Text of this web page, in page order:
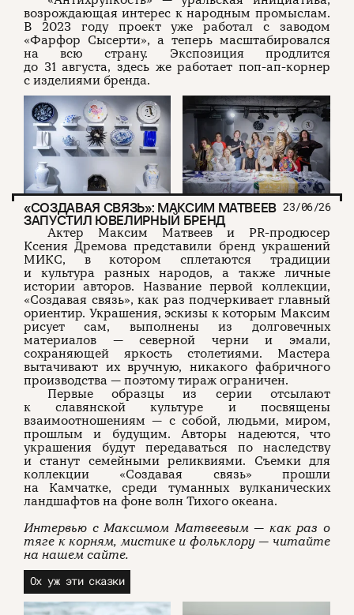
возрождающая интерес к народным промыслам.
В 2023 году проект уже работал с заводом
«Фарфор Сысерти», а теперь масштабировался
на всю страну. Экспозиция продлится
до 31 августа, здесь же работает поп-ап-корнер
с изделиями бренда.
«СОЗДАВАЯ СВЯЗЬ»: МАКСИМ МАТВЕЕВ
ЗАПУСТИЛ ЮВЕЛИРНЫЙ БРЕНД
23/06/26
Актер Максим Матвеев и PR-продюсер
Ксения Дремова представили бренд украшений
МИКС, в котором сплетаются традиции
и культура разных народов, а также личные
истории авторов. Название первой коллекции,
«Создавая связь», как раз подчеркивает главный
ориентир. Украшения, эскизы к которым Максим
рисует сам, выполнены из долговечных
материалов — северной черни и эмали,
сохраняющей яркость столетиями. Мастера
вытачивают их вручную, никакого фабричного
производства — поэтому тираж ограничен.
Первые образцы из серии отсылают
к славянской культуре и посвящены
взаимоотношениям — с собой, людьми, миром,
прошлым и будущим. Авторы надеются, что
украшения будут передаваться по наследству
и станут семейными реликвиями. Съемки для
коллекции «Создавая связь» прошли
на Камчатке, среди туманных вулканических
ландшафтов на фоне волн Тихого океана.
Интервью с Максимом Матвеевым — как раз о
тяге к корням, мистике и фольклору — читайте
на нашем сайте.
Ох уж эти сказки